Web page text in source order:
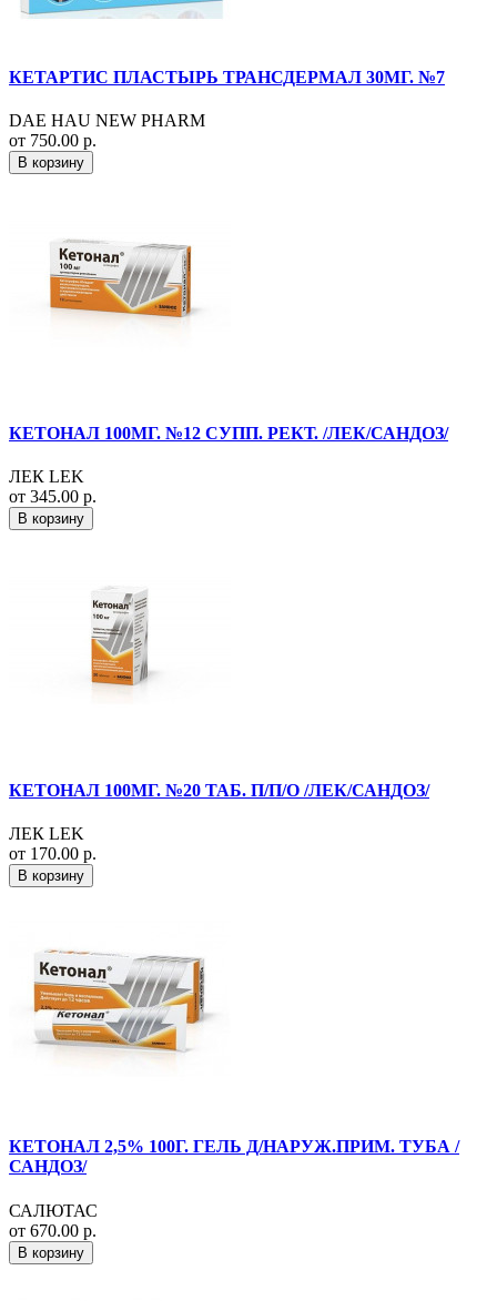
КЕТАРТИС ПЛАСТЫРЬ ТРАНСДЕРМАЛ 30МГ. №7
DAE HAU NEW PHARM
от 750.00 р.
В корзину
КЕТОНАЛ 100МГ. №12 СУПП. РЕКТ. /ЛЕК/САНДОЗ/
ЛЕК LEK
от 345.00 р.
В корзину
КЕТОНАЛ 100МГ. №20 ТАБ. П/П/О /ЛЕК/САНДОЗ/
ЛЕК LEK
от 170.00 р.
В корзину
КЕТОНАЛ 2,5% 100Г. ГЕЛЬ Д/НАРУЖ.ПРИМ. ТУБА /
САНДОЗ/
САЛЮТАС
от 670.00 р.
В корзину